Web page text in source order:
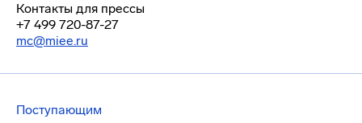
Контакты для прессы
+7 499 720-87-27
mc@miee.ru
Поступающим